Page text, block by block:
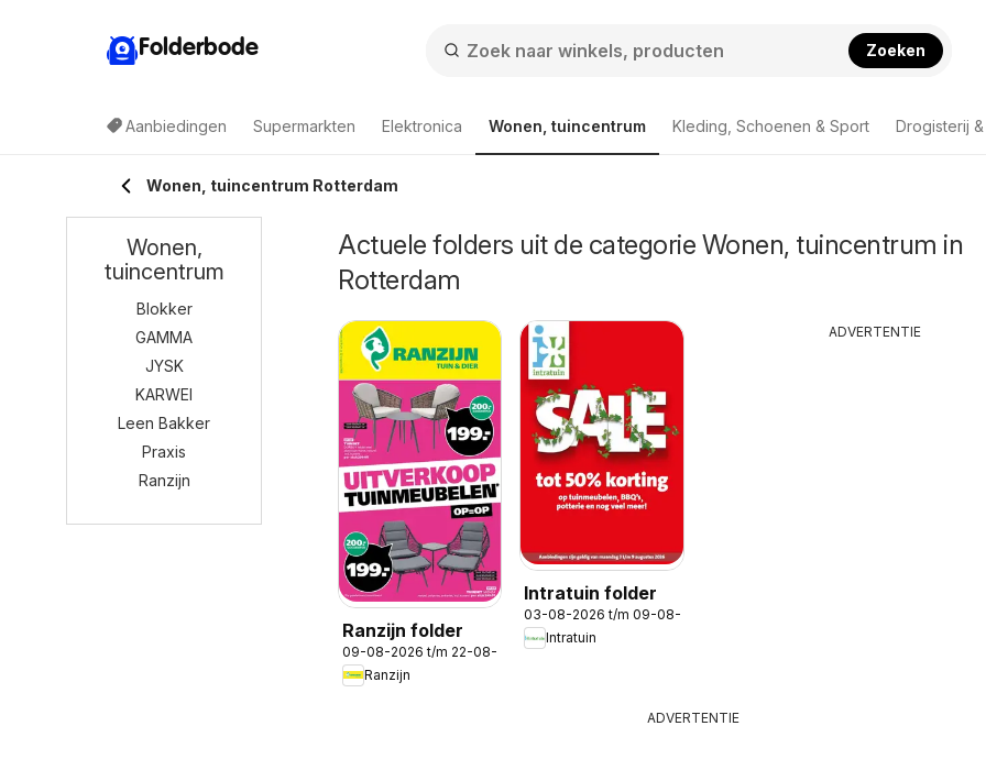
Folderbode Zoeken
Aanbiedingen Supermarkten Elektronica Wonen, tuincentrum Kleding, Schoenen & Sport Drogisterij
Wonen, tuincentrum Rotterdam
Actuele folders uit de categorie Wonen, tuincentrum in
Rotterdam
Ranzijn folder
09-08-2026 t/m 22-08-2026
Ranzijn
Intratuin folder
03-08-2026 t/m 09-08-2026
Intratuin
ADVERTENTIE
ADVERTENTIE
Wonen,
tuincentrum
Blokker
GAMMA
JYSK
KARWEI
Leen Bakker
Praxis
Ranzijn